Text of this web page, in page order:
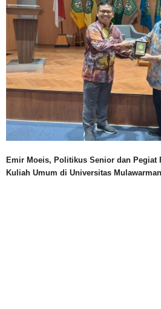
Emir Moeis, Politikus Senior dan Pegiat
Kuliah Umum di Universitas Mulawarman